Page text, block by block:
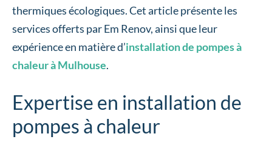
thermiques écologiques. Cet article présente les
services offerts par Em Renov, ainsi que leur
expérience en matière d’installation de pompes à
chaleur à Mulhouse.
Expertise en installation de
pompes à chaleur